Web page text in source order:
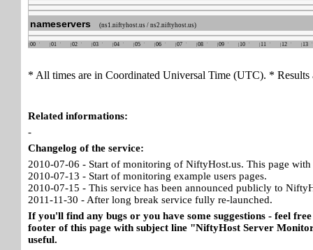
nameservers (ns1.niftyhost.us / ns2.niftyhost.us)
00 01 02 03 04 05 06 07 08 09 10 11 12 13
* All times are in Coordinated Universal Time (UTC). * Results
Related informations:
-
Changelog of the service:
2010-07-06 - Start of monitoring of NiftyHost.us. This page
2010-07-13 - Start of monitoring example users pages.
2010-07-15 - This service has been announced publicly to
2011-11-30 - After long break service fully re-launched.
If you'll find any bugs or you have some suggestions - feel
footer of this page with subject line "NiftyHost Server
useful.